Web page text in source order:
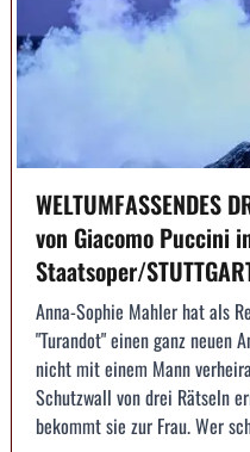
WELTUMFASSENDES
von Giacomo Puccini
Staatsoper/
Anna-Sophie Mahler hat als
"Turandot" einen ganz neuen
nicht mit einem Mann
Schutzwall von drei Rätseln
bekommt sie zur Frau. Wer